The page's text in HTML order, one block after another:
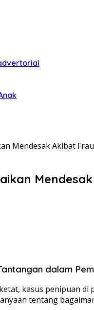
Mendesak Akibat
dalam
kasus penipuan
tentang